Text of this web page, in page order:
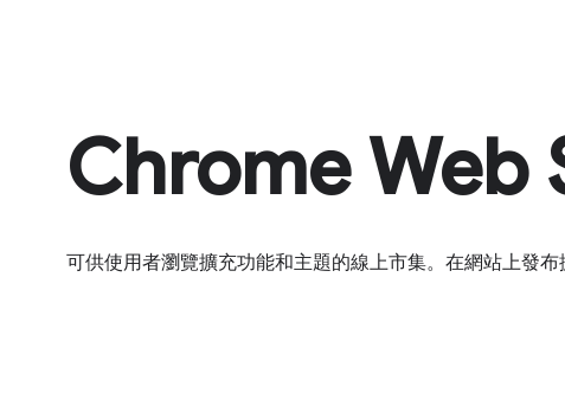
Chrome Web
可供使用者瀏覽擴充功能和主題的線上市集。在網站上發布